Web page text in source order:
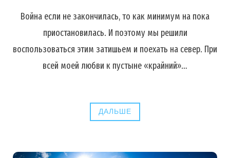
Война если не закончилась, то как минимум на пока
приостановилась. И поэтому мы решили
воспользоваться этим затишьем и поехать на север. При
всей моей любви к пустыне «крайний»…
ДАЛЬШЕ